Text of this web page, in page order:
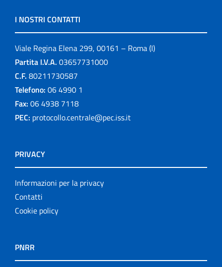
I NOSTRI CONTATTI
Viale Regina Elena 299, 00161 – Roma (I)
Partita I.V.A. 03657731000
C.F. 80211730587
Telefono: 06 4990 1
Fax: 06 4938 7118
PEC: protocollo.centrale@pec.iss.it
PRIVACY
Informazioni per la privacy
Contatti
Cookie policy
PNRR